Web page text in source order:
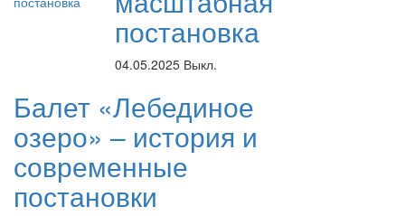
постановка
04.05.2025 Выкл.
Балет «Лебединое
озеро» – история и
современные
постановки